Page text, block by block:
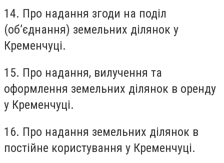
14. Про надання згоди на поділ
(об’єднання) земельних ділянок у
Кременчуці.
15. Про надання, вилучення та
оформлення земельних ділянок в оренду
у Кременчуці.
16. Про надання земельних ділянок в
постійне користування у Кременчуці.